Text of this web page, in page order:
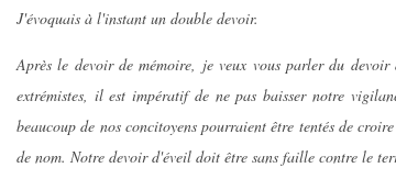
J'évoquais à l'instant un double devoir.
Après le devoir de mémoire, je veux vous parler du
extrémistes, il est impératif de ne pas baisser notre
beaucoup de nos concitoyens pourraient être tentés de
de nom. Notre devoir d'éveil doit être sans faille contre le